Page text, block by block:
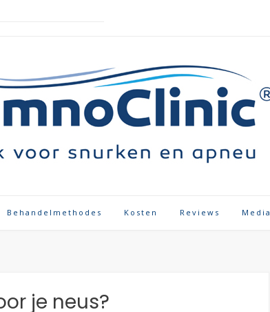
Behandelmethodes Kosten Reviews Media
je neus?